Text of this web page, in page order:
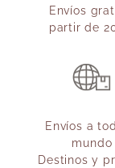
Envíos
partir de
Envíos a
mundo
Destinos y